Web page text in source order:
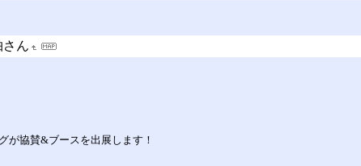
さん
が協賛&ブースを出展します！